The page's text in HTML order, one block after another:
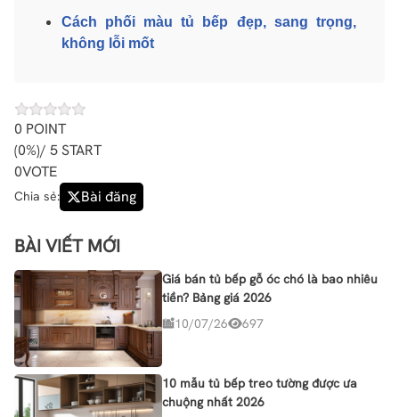
Cách phối màu tủ bếp đẹp, sang trọng,
không lỗi mốt
0 POINT
(0%)/ 5 START
0VOTE
Chia sẻ: Bài đăng
BÀI VIẾT MỚI
Giá bán tủ bếp gỗ óc chó là bao nhiêu
tiền? Bảng giá 2026
10/07/26
697
10 mẫu tủ bếp treo tường được ưa
chuộng nhất 2026